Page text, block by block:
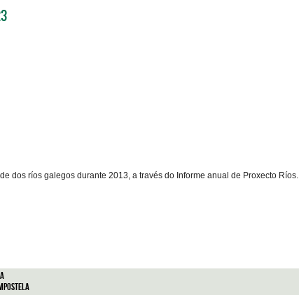
dos ríos galegos durante 2013, a través do Informe anual de Proxecto Ríos.